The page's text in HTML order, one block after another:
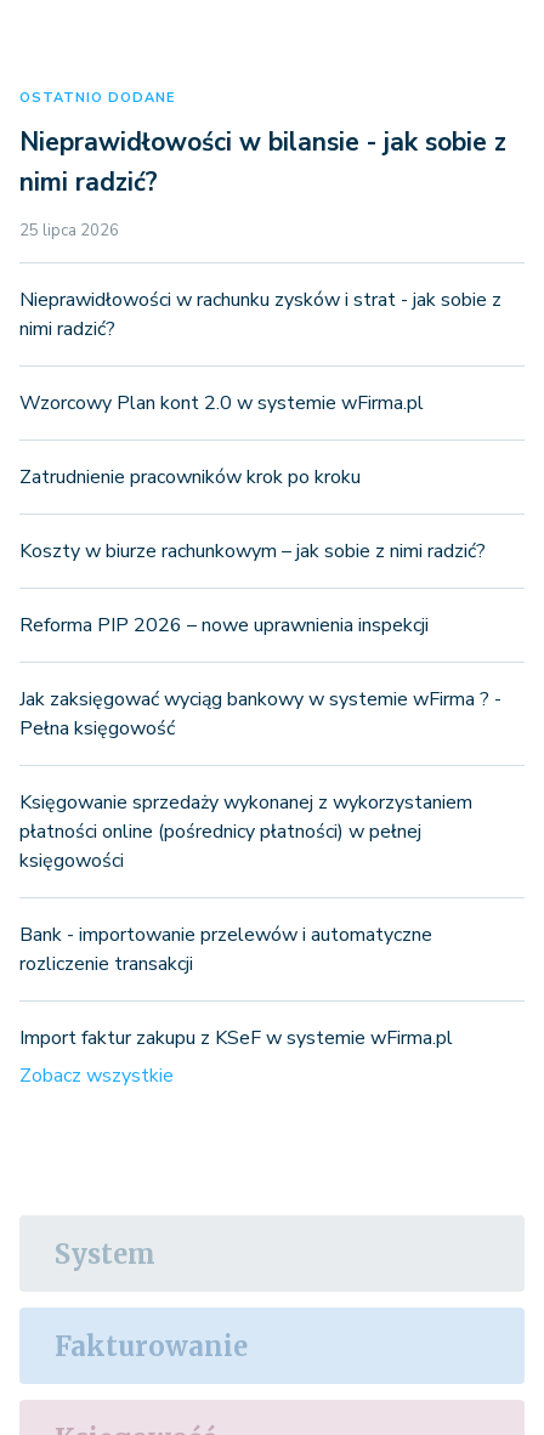
OSTATNIO DODANE
Nieprawidłowości w bilansie - jak sobie z
nimi radzić?
25 lipca 2026
Nieprawidłowości w rachunku zysków i strat - jak sobie z
nimi radzić?
Wzorcowy Plan kont 2.0 w systemie wFirma.pl
Zatrudnienie pracowników krok po kroku
Koszty w biurze rachunkowym – jak sobie z nimi radzić?
Reforma PIP 2026 – nowe uprawnienia inspekcji
Jak zaksięgować wyciąg bankowy w systemie wFirma ? -
Pełna księgowość
Księgowanie sprzedaży wykonanej z wykorzystaniem
płatności online (pośrednicy płatności) w pełnej
księgowości
Bank - importowanie przelewów i automatyczne
rozliczenie transakcji
Import faktur zakupu z KSeF w systemie wFirma.pl
Zobacz wszystkie
System
Fakturowanie